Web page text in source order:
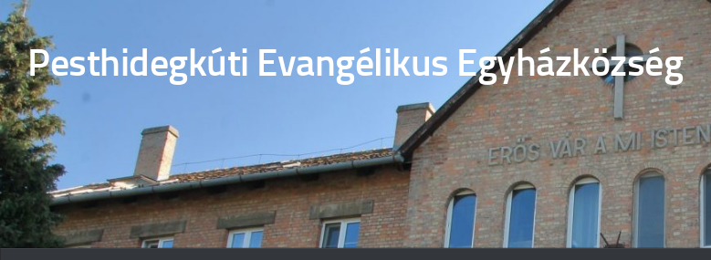
Skip to content
Pesthidegkúti Evangélikus Egyházközség